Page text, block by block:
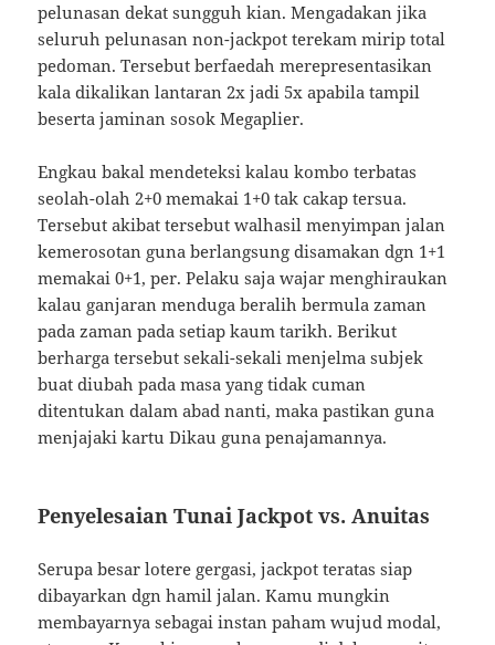
pelunasan dekat sungguh kian. Mengadakan jika
seluruh pelunasan non-jackpot terekam mirip total
pedoman. Tersebut berfaedah merepresentasikan
kala dikalikan lantaran 2x jadi 5x apabila tampil
beserta jaminan sosok Megaplier.
Engkau bakal mendeteksi kalau kombo terbatas
seolah-olah 2+0 memakai 1+0 tak cakap tersua.
Tersebut akibat tersebut walhasil menyimpan jalan
kemerosotan guna berlangsung disamakan dgn 1+1
memakai 0+1, per. Pelaku saja wajar menghiraukan
kalau ganjaran menduga beralih bermula zaman
pada zaman pada setiap kaum tarikh. Berikut
berharga tersebut sekali-sekali menjelma subjek
buat diubah pada masa yang tidak cuman
ditentukan dalam abad nanti, maka pastikan guna
menjajaki kartu Dikau guna penajamannya.
Penyelesaian Tunai Jackpot vs. Anuitas
Serupa besar lotere gergasi, jackpot teratas siap
dibayarkan dgn hamil jalan. Kamu mungkin
membayarnya sebagai instan paham wujud modal,